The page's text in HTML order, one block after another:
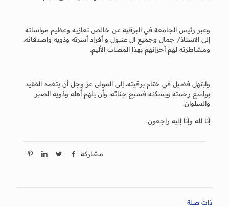
وعبر رئيس الجامعة في البرقية عن خالص تعازيه وعظيم مواساته
إلى الاستاذ/ جمال وجميع ال عنبول و أفراد أسرته وذويه واصدقائه،
ومشاطرته لهم أحزانهم بهذا المصاب الأليم.
وابتهل فضيل في ختام برقيته، إلى المولى عز وجل أن يتغمد الفقيد
بواسع رحمته ويسكنه فسيح جناته، وأن يلهم أهله وذويه الصبر
والسلوان.
إنّا لله وإنّا إليه راجعون.
مشاركة
ذات صلة